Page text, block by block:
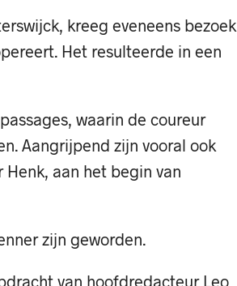
kreeg eveneens bezoek
Het resulteerde in een
waarin de coureur
Aangrijpend zijn vooral ook
aan het begin van
zijn geworden.
van hoofdredacteur Leo